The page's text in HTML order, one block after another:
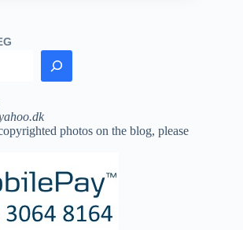
photos on the blog, please